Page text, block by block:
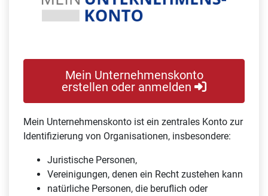
Mein Unternehmenskonto
erstellen oder anmelden
Mein Unternehmenskonto ist ein zentrales Konto zur
Identifizierung von Organisationen, insbesondere:
Juristische Personen,
Vereinigungen, denen ein Recht zustehen kann
natürliche Personen, die beruflich oder